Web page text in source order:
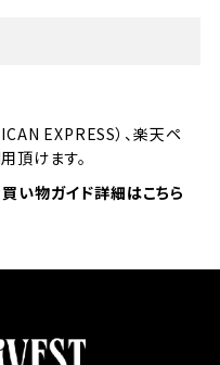
EXPRESS）、楽天ペ
頂けます。
い物ガイド詳細はこちら